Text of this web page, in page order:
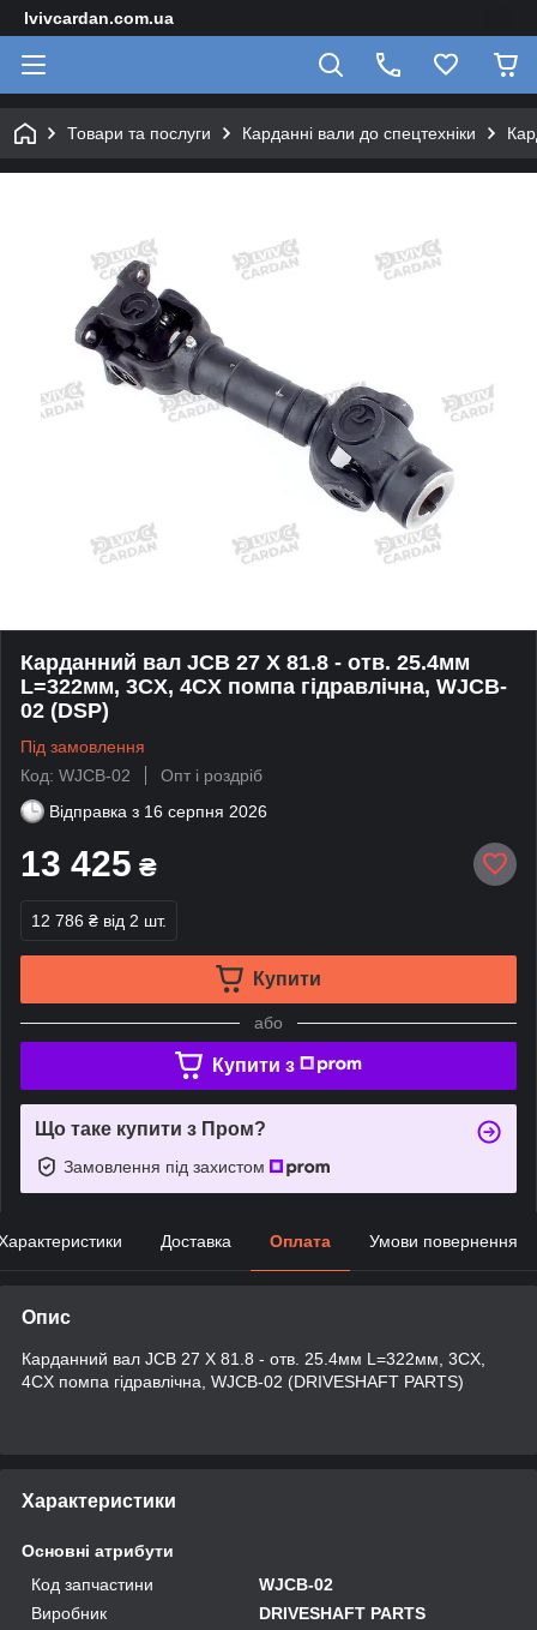
lvivcardan.com.ua
Товари та послуги Карданні вали до спецтехніки
Карданний вал JCB 27 X 81.8 - отв. 25.4мм
L=322мм, 3CX, 4CX помпа гідравлічна, WJCB-
02 (DSP)
Під замовлення
Код: WJCB-02
Опт і роздріб
Відправка з 16 серпня 2026
13 425 ₴
12 786 ₴ від 2 шт.
Купити
або
Купити з
Що таке купити з Пром?
Замовлення під захистом
Доставка Оплата Умови повернення
Опис
Карданний вал JCB 27 X 81.8 - отв. 25.4мм L=322мм, 3CX,
4CX помпа гідравлічна, WJCB-02 (DRIVESHAFT PARTS)
Характеристики
Основні атрибути
Код запчастини
WJCB-02
Виробник
DRIVESHAFT PARTS